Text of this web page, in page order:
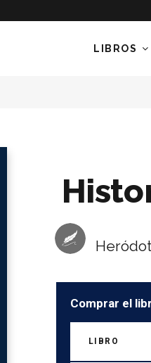
LIBROS
Comprar el
LIBRO